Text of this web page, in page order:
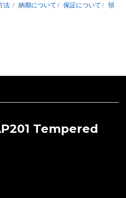
法 / 納期について / 保証について / 領
Tempered